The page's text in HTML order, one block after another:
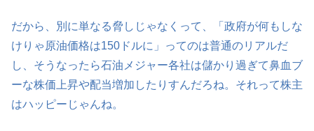
だから、別に単なる脅しじゃなくって、「政府が何もしな
けりゃ原油価格は150ドルに」ってのは普通のリアルだ
し、そうなったら石油メジャー各社は儲かり過ぎて鼻血ブ
ーな株価上昇や配当増加したりすんだろね。それって株主
はハッピーじゃんね。